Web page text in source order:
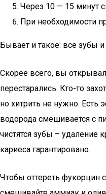
Через 10 — 15 минут
При необходимости
Бывает и такое: все зубы
Скорее всего, вы
перестарались. Кто-то
но хитрить не нужно. Есть
водорода смешивается с
чистятся зубы – удаление
кариеса гарантировано.
Чтобы оттереть фукорцин